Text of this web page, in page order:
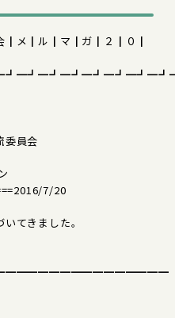
┃メ┃ル┃マ┃ガ┃２┃０┃
委員会
7/20
てきました。